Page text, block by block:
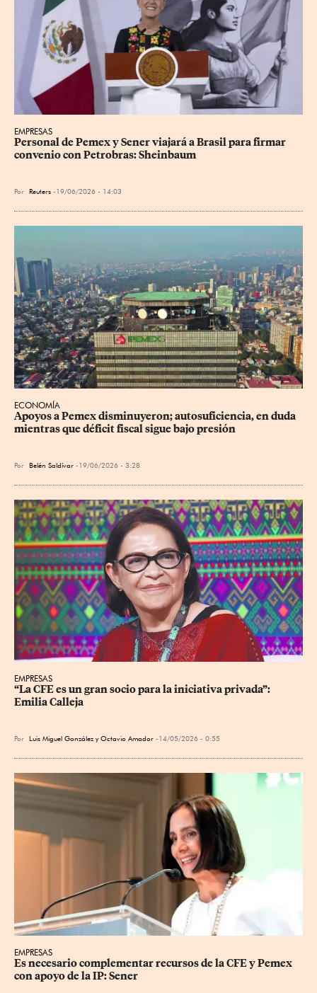
EMPRESAS
Personal de Pemex y Sener viajará a Brasil para firmar
convenio con Petrobras: Sheinbaum
Por Reuters 19/06/2026 - 14:03
ECONOMÍA
Apoyos a Pemex disminuyeron; autosuficiencia, en duda
mientras que déficit fiscal sigue bajo presión
Por Belén Saldívar 19/06/2026 - 3:28
EMPRESAS
“La CFE es un gran socio para la iniciativa privada”:
Emilia Calleja
Por Luis Miguel González yOctavio Amador 14/05/2026 - 0:55
EMPRESAS
Es necesario complementar recursos de la CFE y Pemex
con apoyo de la IP: Sener